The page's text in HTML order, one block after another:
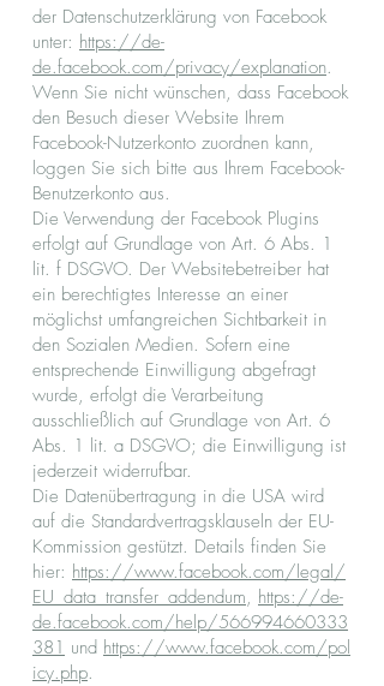
der Datenschutzerklärung von Facebook
unter: https://de-
de.facebook.com/privacy/explanation.
Wenn Sie nicht wünschen, dass Facebook
den Besuch dieser Website Ihrem
Facebook-Nutzerkonto zuordnen kann,
loggen Sie sich bitte aus Ihrem Facebook-
Benutzerkonto aus.
Die Verwendung der Facebook Plugins
erfolgt auf Grundlage von Art. 6 Abs. 1
lit. f DSGVO. Der Websitebetreiber hat
ein berechtigtes Interesse an einer
möglichst umfangreichen Sichtbarkeit in
den Sozialen Medien. Sofern eine
entsprechende Einwilligung abgefragt
wurde, erfolgt die Verarbeitung
ausschließlich auf Grundlage von Art. 6
Abs. 1 lit. a DSGVO; die Einwilligung ist
jederzeit widerrufbar.
Die Datenübertragung in die USA wird
auf die Standardvertragsklauseln der EU-
Kommission gestützt. Details finden Sie
hier: https://www.facebook.com/legal/
EU_data_transfer_addendum, https://de-
de.facebook.com/help/566994660333
381 und https://www.facebook.com/pol
icy.php.